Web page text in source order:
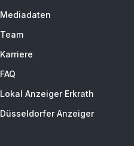
Mediadaten
Team
Karriere
FAQ
Lokal Anzeiger Erkrath
Düsseldorfer Anzeiger